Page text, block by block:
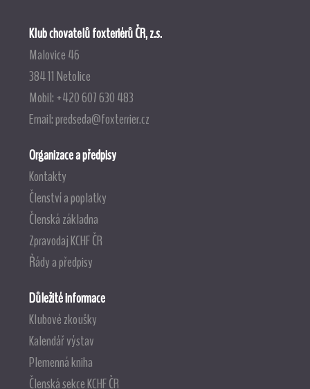
Klub chovatelů foxteriérů ČR, z.s.
Malovice 46
384 11 Netolice
Mobil: +420 607 630 483
Email:predseda@foxterrier.cz
Organizace a předpisy
Kontakty
Členství a poplatky
Členská základna
Zpravodaj KCHF ČR
Řády a předpisy
Důležité informace
Klubové zkoušky
Kalendář výstav
Plemenná kniha
Členská sekce KCHF ČR